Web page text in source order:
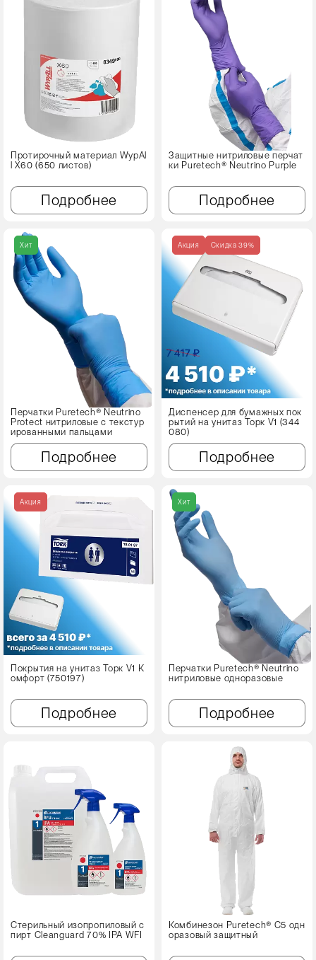
Протирочный материал WypAl
l X60 (650 листов)
Подробнее
Защитные нитриловые перчат
ки Puretech® Neutrino Purple
Подробнее
Хит
Перчатки Puretech® Neutrino
Protect нитриловые с текстур
ированными пальцами
Подробнее
Акция Cкидка 39%
Диспенсер для бумажных пок
рытий на унитаз Торк V1 (344
080)
Подробнее
Акция
Покрытия на унитаз Торк V1 К
омфорт (750197)
Подробнее
Хит
Перчатки Puretech® Neutrino
нитриловые одноразовые
Подробнее
Стерильный изопропиловый с
пирт Cleanguard 70% IPA WFI
Комбинезон Puretech® C5 одн
оразовый защитный